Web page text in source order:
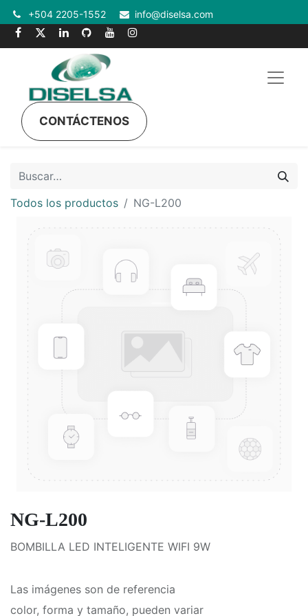
+504 2205-1552 info@diselsa.com
CONTÁCTENOS
Todos los productos NG-L200
NG-L200
BOMBILLA LED INTELIGENTE WIFI 9W
Las imágenes son de referencia
color, forma y tamaño, pueden variar